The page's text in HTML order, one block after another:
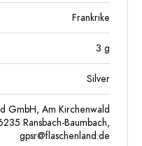
Frankrike
3 g
Silver
GmbH, Am Kirchenwald
Ransbach-Baumbach,
gpsr@flaschenland.de